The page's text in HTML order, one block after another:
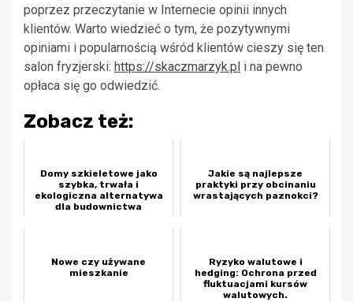
poprzez przeczytanie w Internecie opinii innych
klientów. Warto wiedzieć o tym, że pozytywnymi
opiniami i popularnością wśród klientów cieszy się ten
salon fryzjerski: https://skaczmarzyk.pl i na pewno
opłaca się go odwiedzić.
Zobacz też:
Domy szkieletowe jako
szybka, trwała i
ekologiczna alternatywa
dla budownictwa
Jakie są najlepsze
praktyki przy obcinaniu
wrastających paznokci?
Nowe czy używane
mieszkanie
Ryzyko walutowe i
hedging: Ochrona przed
fluktuacjami kursów
walutowych.